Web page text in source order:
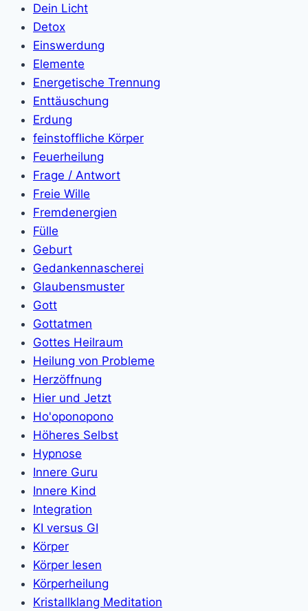
Dein Licht
Detox
Einswerdung
Elemente
Energetische Trennung
Enttäuschung
Erdung
feinstoffliche Körper
Feuerheilung
Frage / Antwort
Freie Wille
Fremdenergien
Fülle
Geburt
Gedankennascherei
Glaubensmuster
Gott
Gottatmen
Gottes Heilraum
Heilung von Probleme
Herzöffnung
Hier und Jetzt
Ho'oponopono
Höheres Selbst
Hypnose
Innere Guru
Innere Kind
Integration
KI versus GI
Körper
Körper lesen
Körperheilung
Kristallklang Meditation